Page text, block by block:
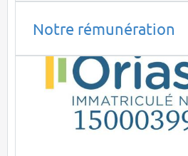
Notre rémunération